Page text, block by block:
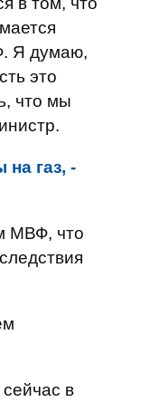
Я думаю,
это
что мы
газ, -
МВФ, что
в